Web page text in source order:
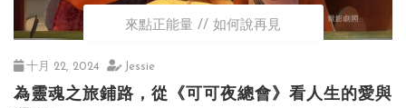
來點正能量 如何說再見
十月 22, 2024 Jessie
為靈魂之旅鋪路，從《可可夜總會》看人生的愛與